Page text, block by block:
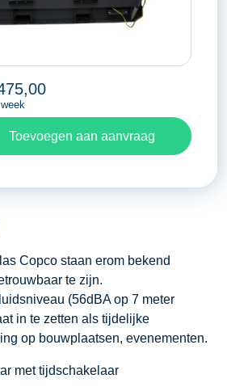
Toevoegen aan aanvraag
Copco staan erom bekend
te zijn.
(56dBA op 7 meter
in te zetten als tijdelijke
op bouwplaatsen, evenementen.
met tijdschakelaar